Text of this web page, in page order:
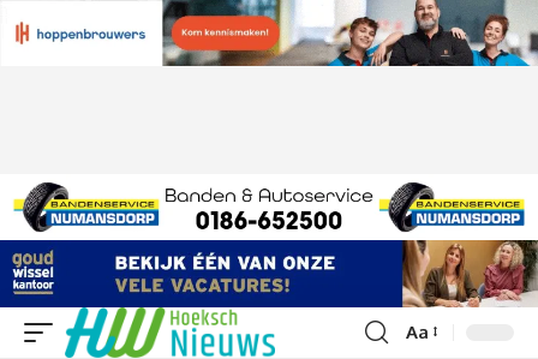
Lettergrootte
Aa